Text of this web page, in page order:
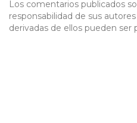
Los comentarios publicados
responsabilidad de sus
derivadas de ellos pueden ser